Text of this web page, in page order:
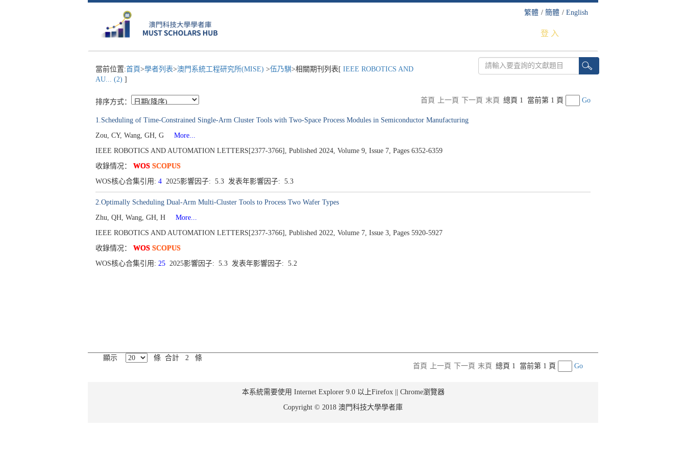
繁體 / 簡體 / English
登 入
當前位置:首頁>學者列表>澳門系統工程研究所(MISE) >伍乃騏>相關期刊列表[ IEEE ROBOTICS AND
AU... (2) ]
排序方式： 首頁 上一頁 下一頁 末頁 總頁 1 當前第 1 頁 Go
1.Scheduling of Time-Constrained Single-Arm Cluster Tools with Two-Space Process Modules in Semiconductor Manufacturing
Zou, CY, Wang, GH, G
More...
IEEE ROBOTICS AND AUTOMATION LETTERS[2377-3766], Published 2024, Volume 9, Issue 7, Pages 6352-6359
收錄情况： WOS SCOPUS
WOS核心合集引用: 4 2025影響因子: 5.3 发表年影響因子: 5.3
2.Optimally Scheduling Dual-Arm Multi-Cluster Tools to Process Two Wafer Types
Zhu, QH, Wang, GH, H
More...
IEEE ROBOTICS AND AUTOMATION LETTERS[2377-3766], Published 2022, Volume 7, Issue 3, Pages 5920-5927
收錄情况： WOS SCOPUS
WOS核心合集引用: 25 2025影響因子: 5.3 发表年影響因子: 5.2
顯示
條 合計 2 條
首頁
上一頁 下一頁 末頁 總頁 1 當前第 1 頁 Go
本系統需要使用 Internet Explorer 9.0 以上Firefox || Chrome瀏覽器
Copyright © 2018 澳門科技大學學者庫